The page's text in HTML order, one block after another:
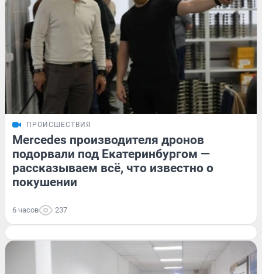
ПРОИСШЕСТВИЯ
Mercedes производителя дронов
подорвали под Екатеринбургом —
рассказываем всё, что известно о
покушении
6 часов 237